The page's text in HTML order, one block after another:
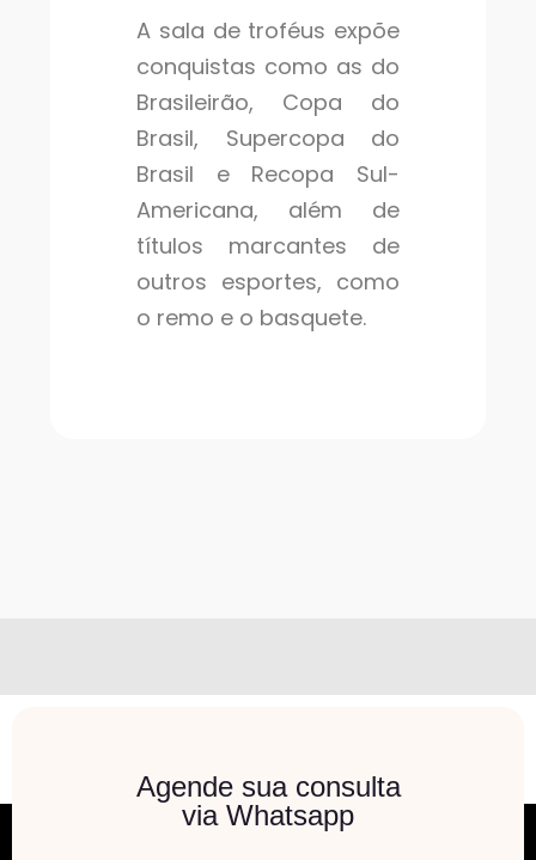
A sala de troféus expõe
conquistas como as do
Brasileirão, Copa do
Brasil, Supercopa do
Brasil e Recopa Sul-
Americana, além de
títulos marcantes de
outros esportes, como
o remo e o basquete.
Agende sua consulta
via Whatsapp